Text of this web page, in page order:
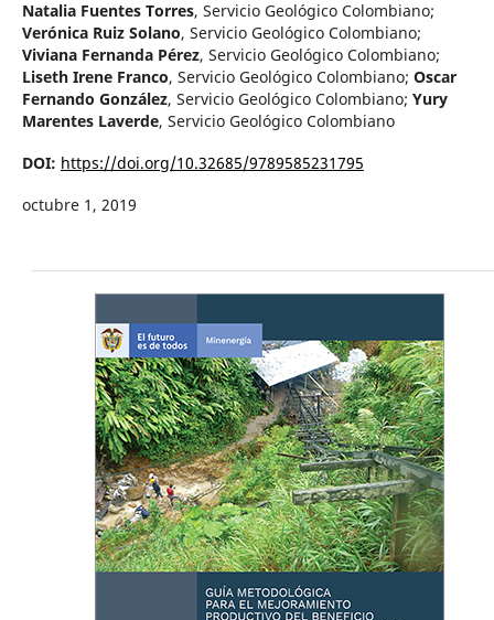
Natalia Fuentes Torres, Servicio Geológico Colombiano;
Verónica Ruiz Solano, Servicio Geológico Colombiano;
Viviana Fernanda Pérez, Servicio Geológico Colombiano;
Liseth Irene Franco, Servicio Geológico Colombiano; Oscar
Fernando González, Servicio Geológico Colombiano; Yury
Marentes Laverde, Servicio Geológico Colombiano
DOI: https://doi.org/10.32685/9789585231795
octubre 1, 2019